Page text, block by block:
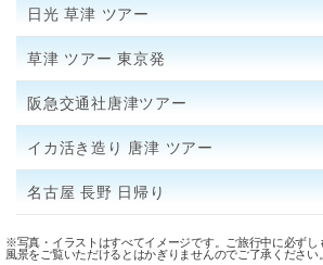
日光 草津 ツアー
草津 ツアー 東京発
阪急交通社唐津ツアー
イカ活き造り 唐津 ツアー
名古屋 長野 日帰り
※写真・イラストはすべてイメージです。ご旅行中に必ずし
風景をご覧いただけるとはかぎりませんのでご了承ください。